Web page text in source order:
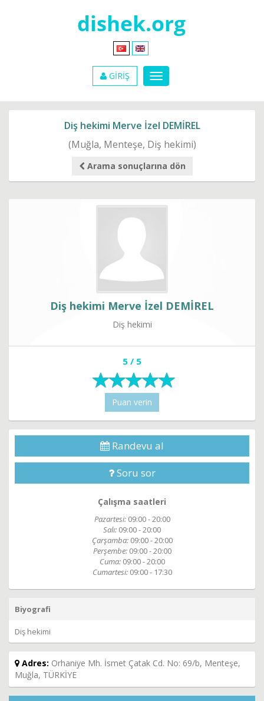
GİRİŞ
Diş hekimi Merve İzel DEMİREL
(Muğla, Menteşe, Diş hekimi)
Arama sonuçlarına dön
Diş hekimi Merve İzel DEMİREL
Diş hekimi
5 / 5
Puan verin
Randevu al
Soru sor
Çalışma saatleri
Pazartesi: 09:00 - 20:00
Salı: 09:00 - 20:00
Çarşamba: 09:00 - 20:00
Perşembe: 09:00 - 20:00
Cuma: 09:00 - 20:00
Cumartesi: 09:00 - 17:30
Biyografi
Diş hekimi
Adres: Orhaniye Mh. İsmet Çatak Cd. No: 69/b, Menteşe,
Muğla, TÜRKİYE